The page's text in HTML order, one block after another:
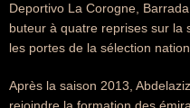
Deportivo La Corogne,
buteur à quatre reprises sur la
les portes de la sélection
Après la saison 2013,